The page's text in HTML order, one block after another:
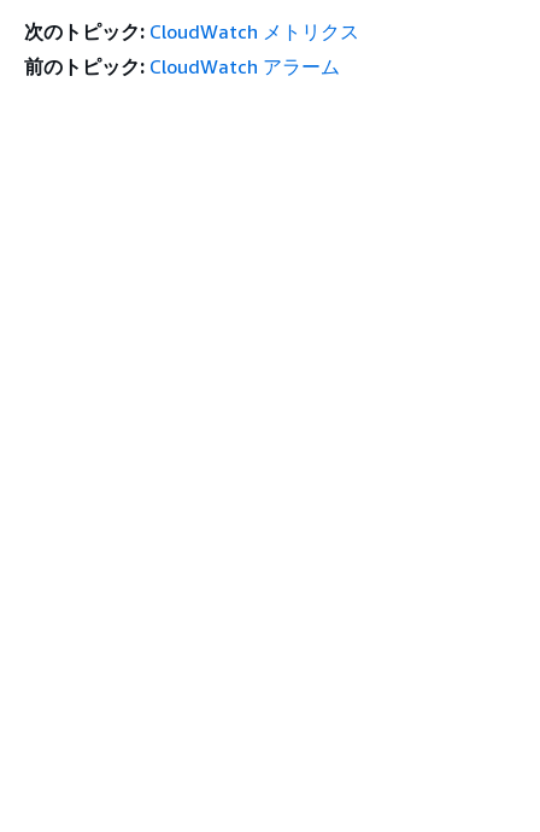
次のトピック: CloudWatch メトリクス
前のトピック: CloudWatch アラーム